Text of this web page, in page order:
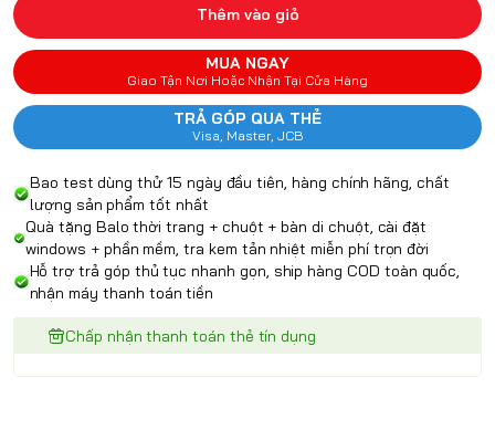
Thêm vào giỏ
MUA NGAY
Giao Tận Nơi Hoặc Nhận Tại Cửa Hàng
TRẢ GÓP QUA THẺ
Visa, Master, JCB
Bao test dùng thử 15 ngày đầu tiên, hàng chính hãng, chất
lượng sản phẩm tốt nhất
Quà tặng Balo thời trang + chuột + bàn di chuột, cài đặt
windows + phần mềm, tra kem tản nhiệt miễn phí trọn đời
Hỗ trợ trả góp thủ tục nhanh gọn, ship hàng COD toàn quốc,
nhận máy thanh toán tiền
Chấp nhận thanh toán thẻ tín dụng